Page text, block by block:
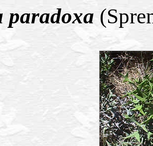
paradoxa